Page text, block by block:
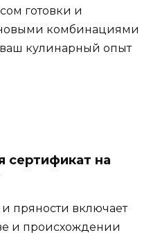
готовки и
комбинациями
ваш кулинарный опыт
сертификат на
пряности включает
и происхождении